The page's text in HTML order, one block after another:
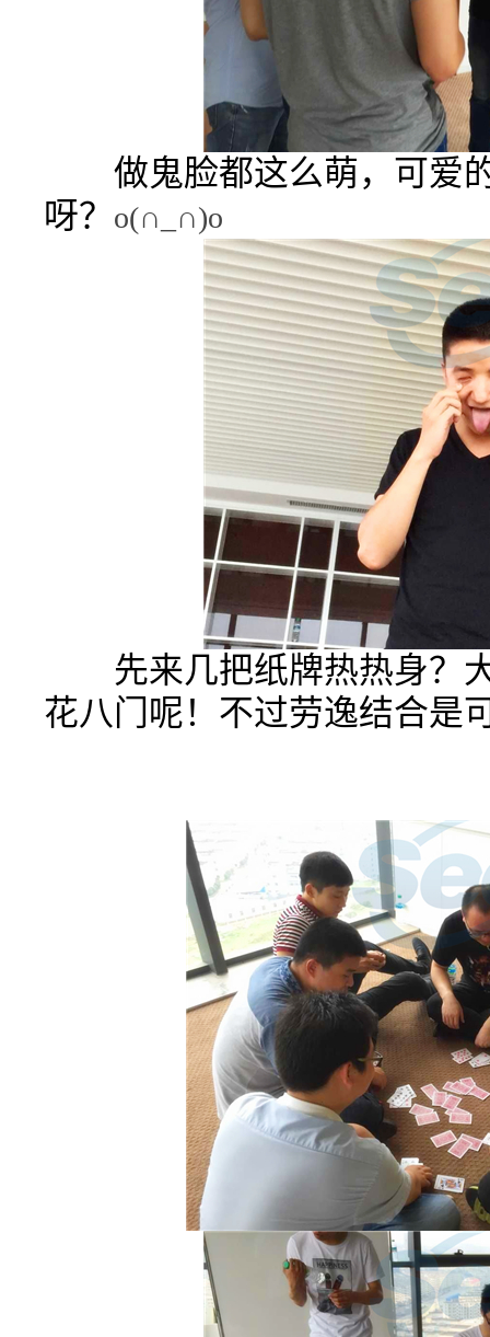
做鬼脸都这么萌，可爱
呀？ o(∩ ∩)o
先来几把纸牌热热身？
花八门呢！不过劳逸结合是